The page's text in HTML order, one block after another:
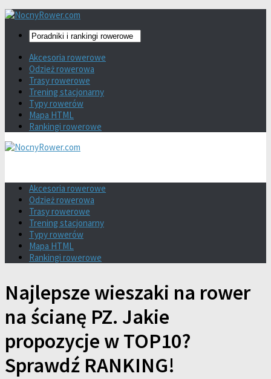
Akcesoria rowerowe
Odzież rowerowa
Trasy rowerowe
Trening stacjonarny
Typy rowerów
Mapa HTML
Rankingi rowerowe
Akcesoria rowerowe
Odzież rowerowa
Trasy rowerowe
Trening stacjonarny
Typy rowerów
Mapa HTML
Rankingi rowerowe
Najlepsze wieszaki na rower
na ścianę PZ. Jakie
propozycje w TOP10?
Sprawdź RANKING!